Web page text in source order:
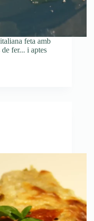
feta amb
fer... i aptes